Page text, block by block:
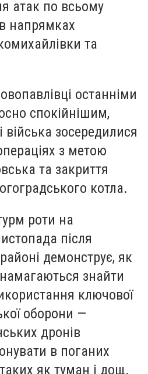
атак по всьому
напрямках
та
останніми
спокійнішим,
війська зосередилися
з метою
та закриття
котла.
роти на
після
демонструє, як
намагаються знайти
ключової
оборони —
дронів
в поганих
як туман і дощ.